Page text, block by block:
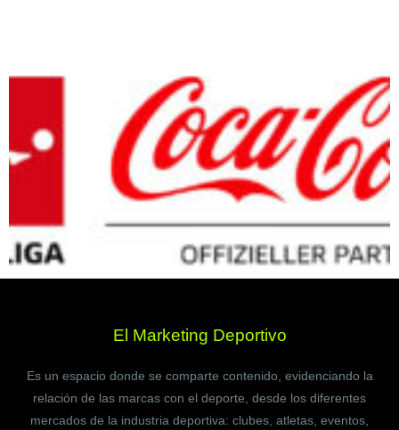
El Marketing Deportivo
Es un espacio donde se comparte contenido, evidenciando la
relación de las marcas con el deporte, desde los diferentes
mercados de la industria deportiva: clubes, atletas, eventos,